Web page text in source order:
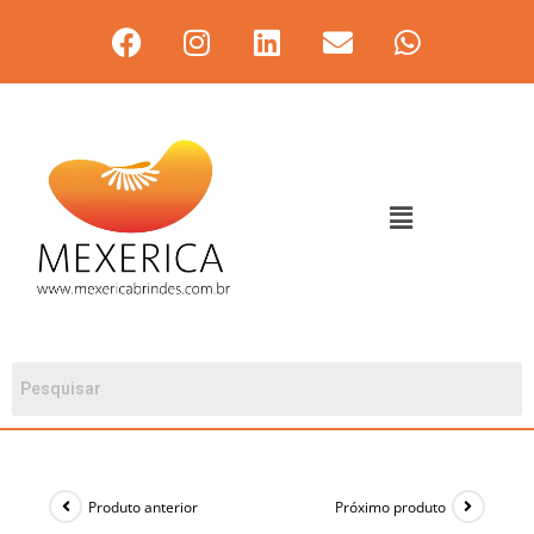
Produto anterior Próximo produto